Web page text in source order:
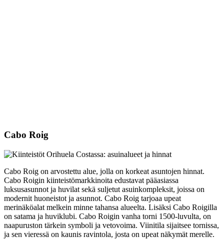
Cabo Roig
Cabo Roig on arvostettu alue, jolla on korkeat asuntojen hinnat.
Cabo Roigin kiinteistömarkkinoita edustavat pääasiassa
luksusasunnot ja huvilat sekä suljetut asuinkompleksit, joissa on
modernit huoneistot ja asunnot. Cabo Roig tarjoaa upeat
merinäköalat melkein minne tahansa alueelta. Lisäksi Cabo Roigilla
on satama ja huviklubi. Cabo Roigin vanha torni 1500-luvulta, on
naapuruston tärkein symboli ja vetovoima. Viinitila sijaitsee tornissa,
ja sen vieressä on kaunis ravintola, josta on upeat näkymät merelle.